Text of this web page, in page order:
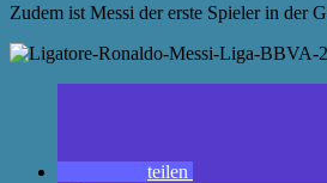
Zudem ist Messi der erste Spieler in der
teilen